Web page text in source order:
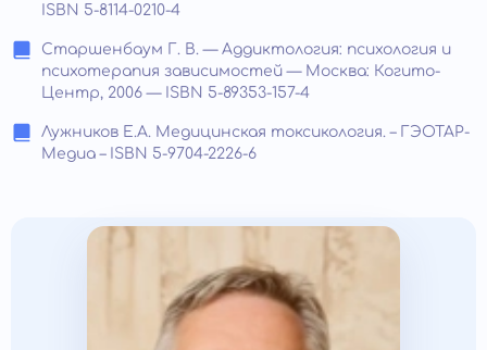
ISBN 5-8114-0210-4
Старшенбаум Г. В. — Аддиктология: психология и
психотерапия зависимостей — Москва: Когито-
Центр, 2006 — ISBN 5-89353-157-4
Лужников Е.А. Медицинская токсикология. – ГЭОТАР-
Медиа – ISBN 5-9704-2226-6